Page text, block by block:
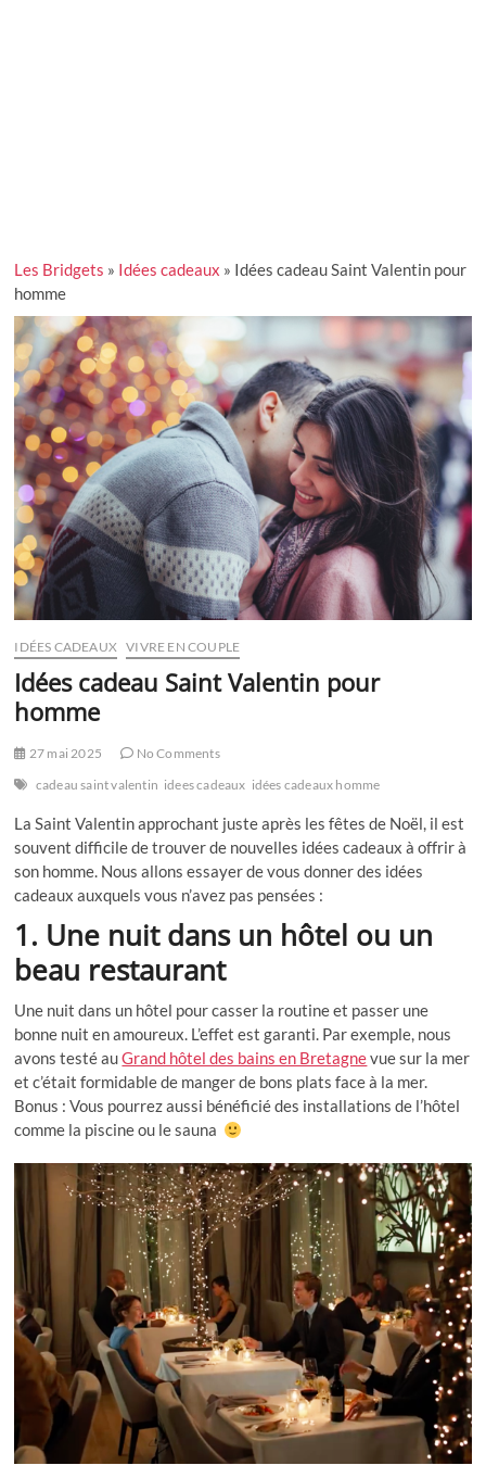
Les Bridgets » Idées cadeaux » Idées cadeau Saint Valentin pour
homme
IDÉES CADEAUX VIVRE EN COUPLE
Idées cadeau Saint Valentin pour
homme
27 mai 2025
No Comments
cadeau saint valentin idees cadeaux idées cadeaux homme
La Saint Valentin approchant juste après les fêtes de Noël, il est
souvent difficile de trouver de nouvelles idées cadeaux à offrir à
son homme. Nous allons essayer de vous donner des idées
cadeaux auxquels vous n’avez pas pensées :
1. Une nuit dans un hôtel ou un
beau restaurant
Une nuit dans un hôtel pour casser la routine et passer une
bonne nuit en amoureux. L’effet est garanti. Par exemple, nous
avons testé auGrand hôtel des bains en Bretagnevue sur la mer
et c’était formidable de manger de bons plats face à la mer.
Bonus : Vous pourrez aussi bénéficié des installations de l’hôtel
comme la piscine ou le sauna